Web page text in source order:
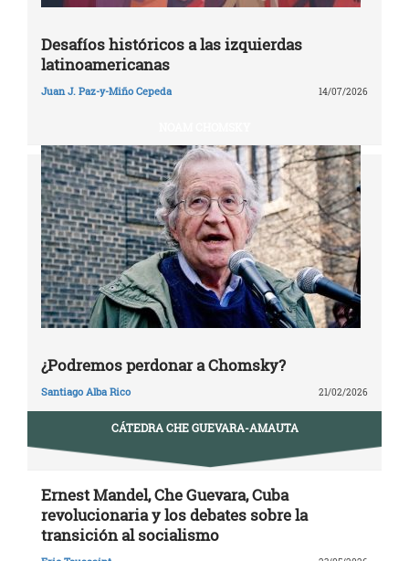
Desafíos históricos a las izquierdas
latinoamericanas
Juan J. Paz-y-Miño Cepeda 14/07/2026
¿Podremos perdonar a Chomsky?
Santiago Alba Rico 21/02/2026
CÁTEDRA CHE GUEVARA-AMAUTA
Ernest Mandel, Che Guevara, Cuba
revolucionaria y los debates sobre la
transición al socialismo